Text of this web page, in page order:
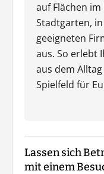
auf Flächen
Stadtgarten,
geeigneten
aus. So erlebt
aus dem
Spielfeld für
Lassen sich
mit einem